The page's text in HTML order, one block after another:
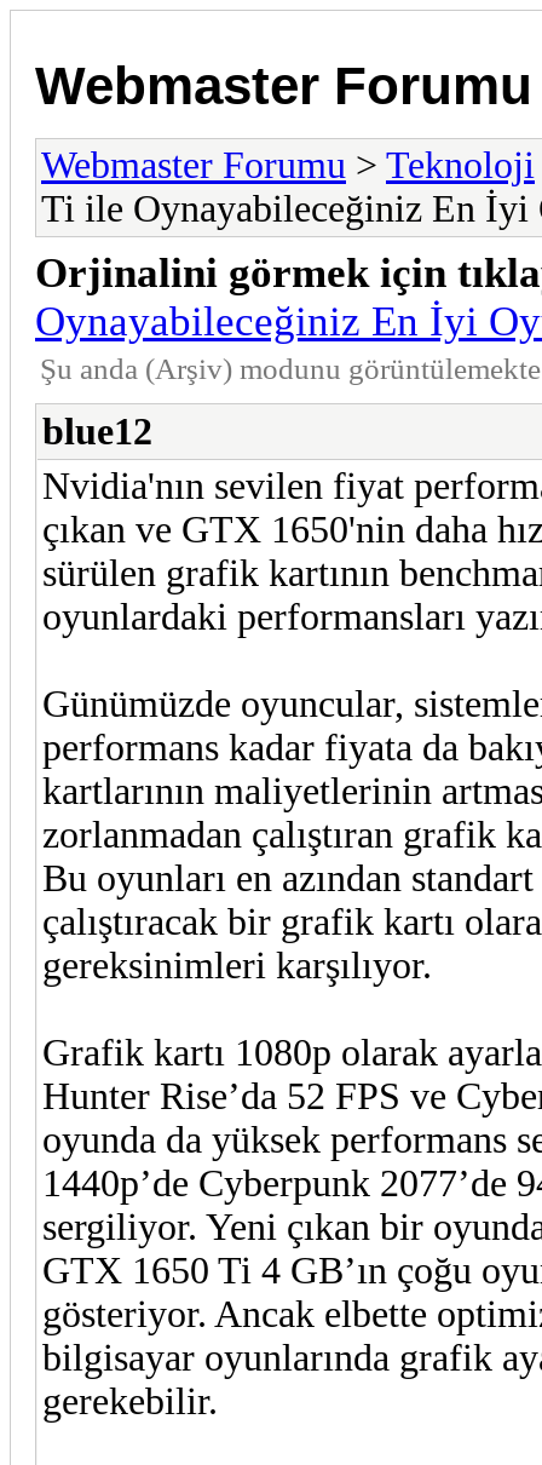
Webmaster Forumu
Webmaster Forumu > Teknoloji
Ti ile Oynayabileceğiniz En İyi
Orjinalini görmek için
Oynayabileceğiniz En İyi
Şu anda (Arşiv) modunu
blue12
Nvidia'nın sevilen fiyat
çıkan ve GTX 1650'nin daha
sürülen grafik kartının
oyunlardaki performansları
Günümüzde oyuncular,
performans kadar fiyata da
kartlarının maliyetlerinin
zorlanmadan çalıştıran grafik
Bu oyunları en azından
çalıştıracak bir grafik kartı
gereksinimleri karşılıyor.
Grafik kartı 1080p olarak
Hunter Rise’da 52 FPS ve
oyunda da yüksek performans
1440p’de Cyberpunk 2077’de
sergiliyor. Yeni çıkan bir
GTX 1650 Ti 4 GB’ın çoğu
gösteriyor. Ancak elbette
bilgisayar oyunlarında grafik
gerekebilir.